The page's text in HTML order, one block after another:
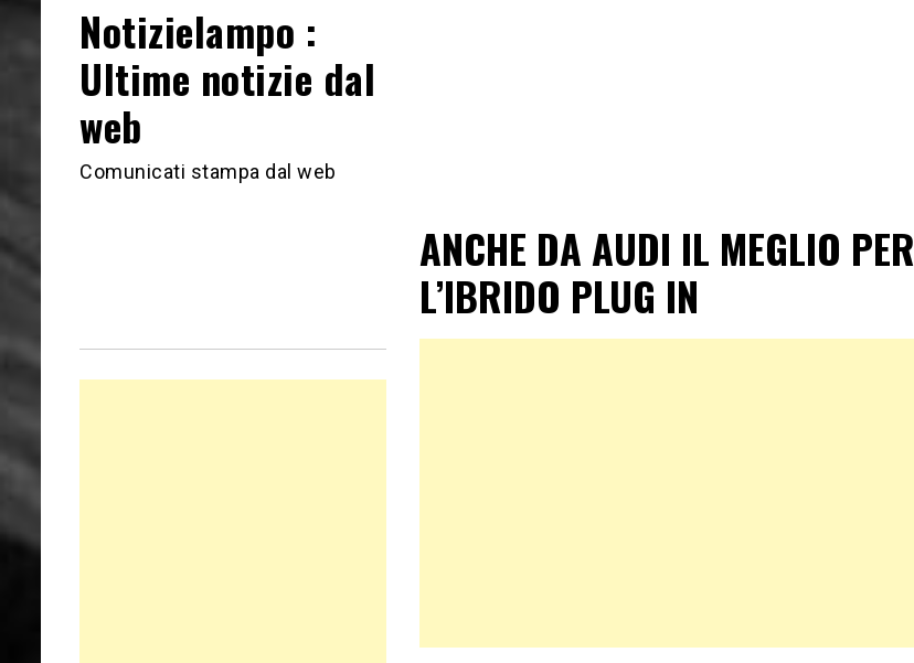
Notizielampo :
Ultime notizie dal
web
Comunicati stampa dal web
ANCHE DA AUDI IL MEGLIO PER
L’IBRIDO PLUG IN